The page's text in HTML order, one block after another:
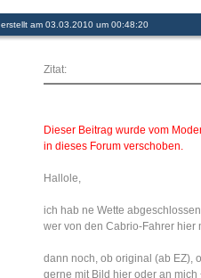
erstellt am 03.03.2010 um 00:48:20
Zitat:
Dieser Beitrag wurde vom
in dieses Forum verschoben.
Hallole,
ich hab ne Wette
wer von den Cabrio-Fahrer hier
dann noch, ob original (ab EZ),
gerne mit Bild hier oder an mich